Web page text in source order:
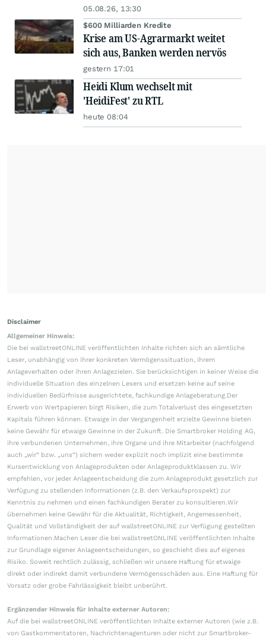
05.08.26, 13:30
$600 Milliarden Kredite
Krise am US-Agrarmarkt weitet
sich aus, Banken werden nervös
gestern 17:01
Heidi Klum wechselt mit
'HeidiFest' zu RTL
heute 08:04
Disclaimer
Allgemeiner Hinweis:
Die bei wallstreetONLINE veröffentlichten Inhalte richten sich an sämtliche
Leser, unabhängig von ihrer konkreten Vermögenssituation, ihrem
Anlageverhalten oder ihren Anlagezielen. Sie berücksichtigen in keiner Weise die
individuelle Situation des einzelnen Lesers und ersetzen keine auf seine
individuellen Bedürfnisse ausgerichtete, fachkundige Anlageberatung.Der
Erwerb von Wertpapieren birgt Risiken, die zum Totalverlust des eingesetzten
Kapitals führen können. Etwaige in der Vergangenheit erzielte Gewinne bieten
keine Gewähr für etwaige Gewinne in der Zukunft. Die Smartbroker Holding AG,
ihre verbundenen Unternehmen, ihre Organe und ihre Mitarbeiter (nachfolgend
auch „wir“ bzw. „uns“) sichern weder explizit noch implizit eine bestimmte
Kursentwicklung von Anlageprodukten oder Anlageproduktklassen zu. Wir
empfehlen, vor jeder Anlageentscheidung die zum Anlageprodukt gesetzlich zur
Verfügung zu stellenden Informationen (z.B. den Verkaufsprospekt) zur
Kenntnis zu nehmen und einen fachkundigen Berater zu konsultieren.Wir
übernehmen keine Gewähr für die Aktualität, Richtigkeit, Angemessenheit,
Qualität und Vollständigkeit der auf wallstreetONLINE zur Verfügung gestellten
Informationen.Machen Leser die bei wallstreetONLINE veröffentlichten Inhalte
zur Grundlage eigener Anlageentscheidungen, so geschieht dies auf eigenes
Risiko. Soweit rechtlich zulässig, schließen wir unsere Haftung für etwaige
direkt oder indirekt damit verbundene Vermögensschäden aus. Eine Haftung für
Vorsatz oder grobe Fahrlässigkeit bleibt unberührt.
Ergänzender Hinweis für Inhalte externer Autoren:
Auf die bei wallstreetONLINE veröffentlichten Inhalte externer Autoren (wie z.B.
von Gastkommentatoren, Nachrichtenagenturen oder nicht zur Smartbroker-